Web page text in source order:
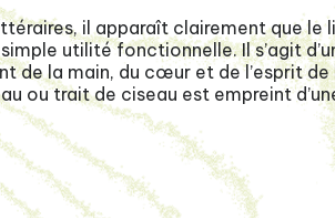
il apparaît clairement que le
utilité fonctionnelle. Il s’agit
de la main, du cœur et de l’esprit de
ou trait de ciseau est empreint